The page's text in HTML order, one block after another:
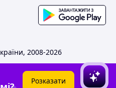
2008-2026
Розказати